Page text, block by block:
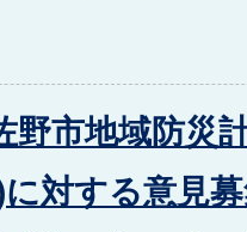
野市地域防災
に対する意見